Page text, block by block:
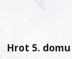
Hrot 5.